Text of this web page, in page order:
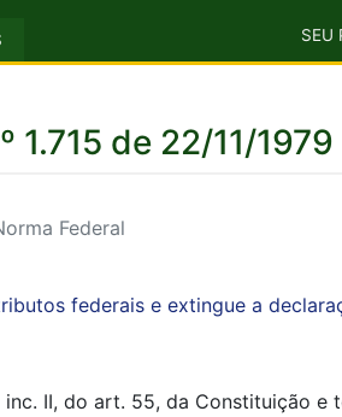
SEU
1.715 de 22/11/1979
Federal
federais e extingue a
II, do art. 55, da Constituição